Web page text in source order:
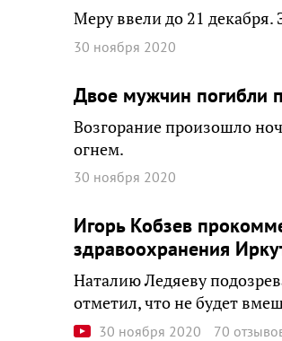
Меру ввели до 21 декабря.
30 ноября 2020
Двое мужчин погибли
Возгорание произошло
огнем.
30 ноября 2020
Игорь Кобзев
здравоохранения
Наталию Ледяеву
отметил, что не будет
30 ноября 2020 70